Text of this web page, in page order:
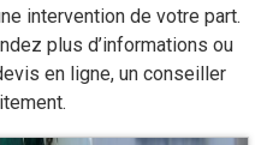
intervention de votre part.
plus d’informations ou
en ligne, un conseiller